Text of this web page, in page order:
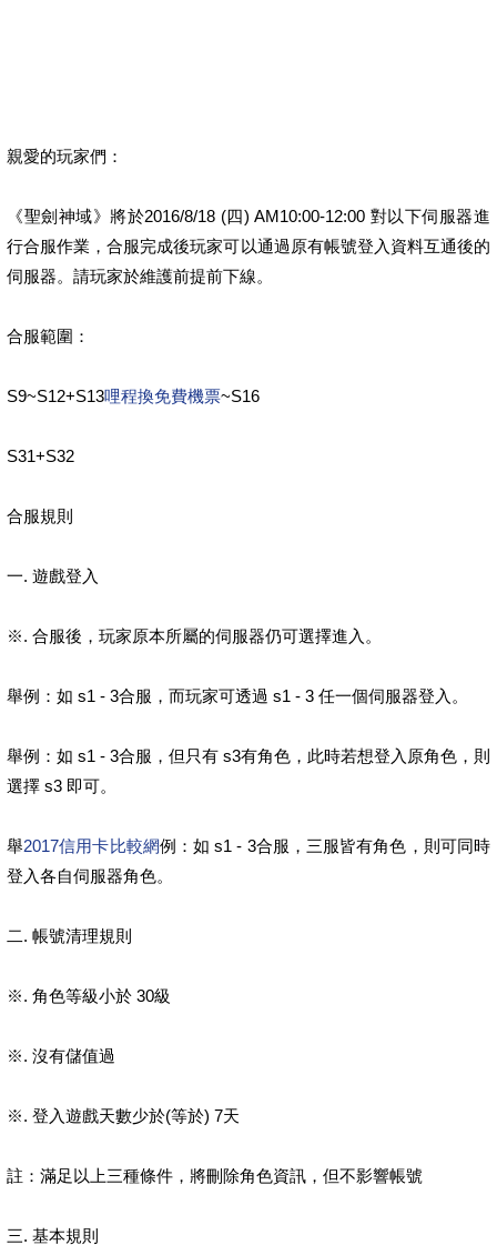
親愛的玩家們：
《聖劍神域》將於2016/8/18 (四) AM10:00-12:00 對以下伺服器進
行合服作業，合服完成後玩家可以通過原有帳號登入資料互通後的
伺服器。請玩家於維護前提前下線。
合服範圍：
S9~S12+S13哩程換免費機票~S16
S31+S32
合服規則
一. 遊戲登入
※. 合服後，玩家原本所屬的伺服器仍可選擇進入。
舉例：如 s1 - 3合服，而玩家可透過 s1 - 3 任一個伺服器登入。
舉例：如 s1 - 3合服，但只有 s3有角色，此時若想登入原角色，則
選擇 s3 即可。
舉2017信用卡比較網例：如 s1 - 3合服，三服皆有角色，則可同時
登入各自伺服器角色。
二. 帳號清理規則
※. 角色等級小於 30級
※. 沒有儲值過
※. 登入遊戲天數少於(等於) 7天
註：滿足以上三種條件，將刪除角色資訊，但不影響帳號
三. 基本規則